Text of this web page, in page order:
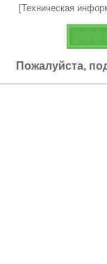
[Техническая
Пожалуйста,